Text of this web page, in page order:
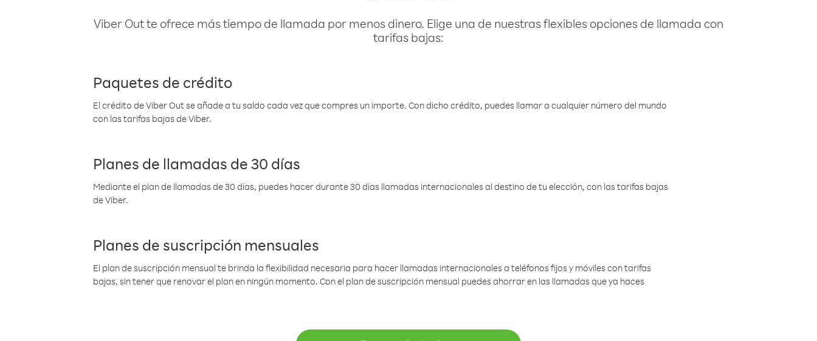
Viber Out te ofrece más tiempo de llamada por menos dinero. Elige una de nuestras flexibles opciones de llamada con
tarifas bajas:
Paquetes de crédito
El crédito de Viber Out se añade a tu saldo cada vez que compres un importe. Con dicho crédito, puedes llamar a cualquier número del mundo
con las tarifas bajas de Viber.
Planes de llamadas de 30 días
Mediante el plan de llamadas de 30 días, puedes hacer durante 30 días llamadas internacionales al destino de tu elección, con las tarifas bajas
de Viber.
Planes de suscripción mensuales
El plan de suscripción mensual te brinda la flexibilidad necesaria para hacer llamadas internacionales a teléfonos fijos y móviles con tarifas
bajas, sin tener que renovar el plan en ningún momento. Con el plan de suscripción mensual puedes ahorrar en las llamadas que ya haces